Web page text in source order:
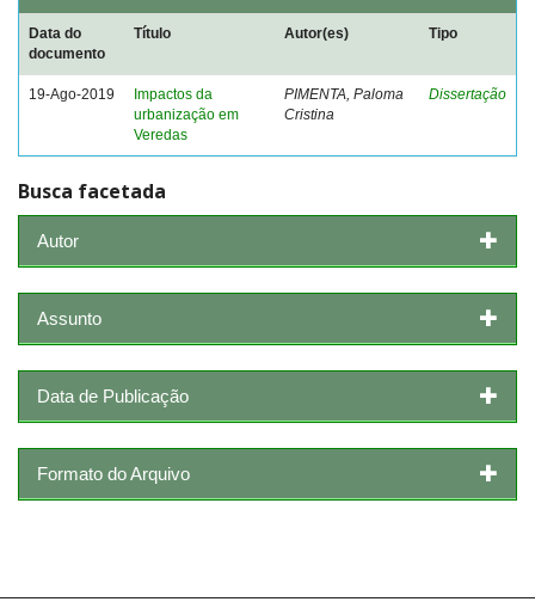
Data do
documento
Título Autor(es) Tipo
19-Ago-2019
Impactos da
urbanização em
Veredas
PIMENTA, Paloma
Cristina
Dissertação
Busca facetada
Autor
Assunto
Data de Publicação
Formato do Arquivo